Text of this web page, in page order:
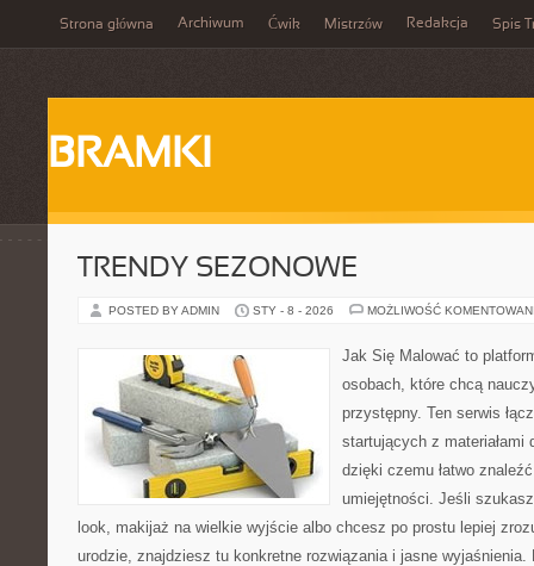
Strona główna Archiwum Ćwik Mistrzów Redakcja Spis
BRAMKI
TRENDY SEZONOWE
POSTED BY ADMIN STY - 8 - 2026 MOŻLIWOŚĆ
Jak Się Malować to
osobach, które chcą
przystępny. Ten serwis
startujących z materiałami
dzięki czemu łatwo
umiejętności. Jeśli
look, makijaż na wielkie wyjście albo chcesz po prostu lepiej
urodzie, znajdziesz tu konkretne rozwiązania i jasne